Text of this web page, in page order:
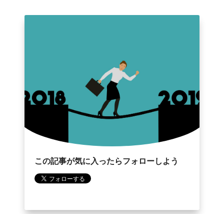
この記事が気に入ったらフォローしよう